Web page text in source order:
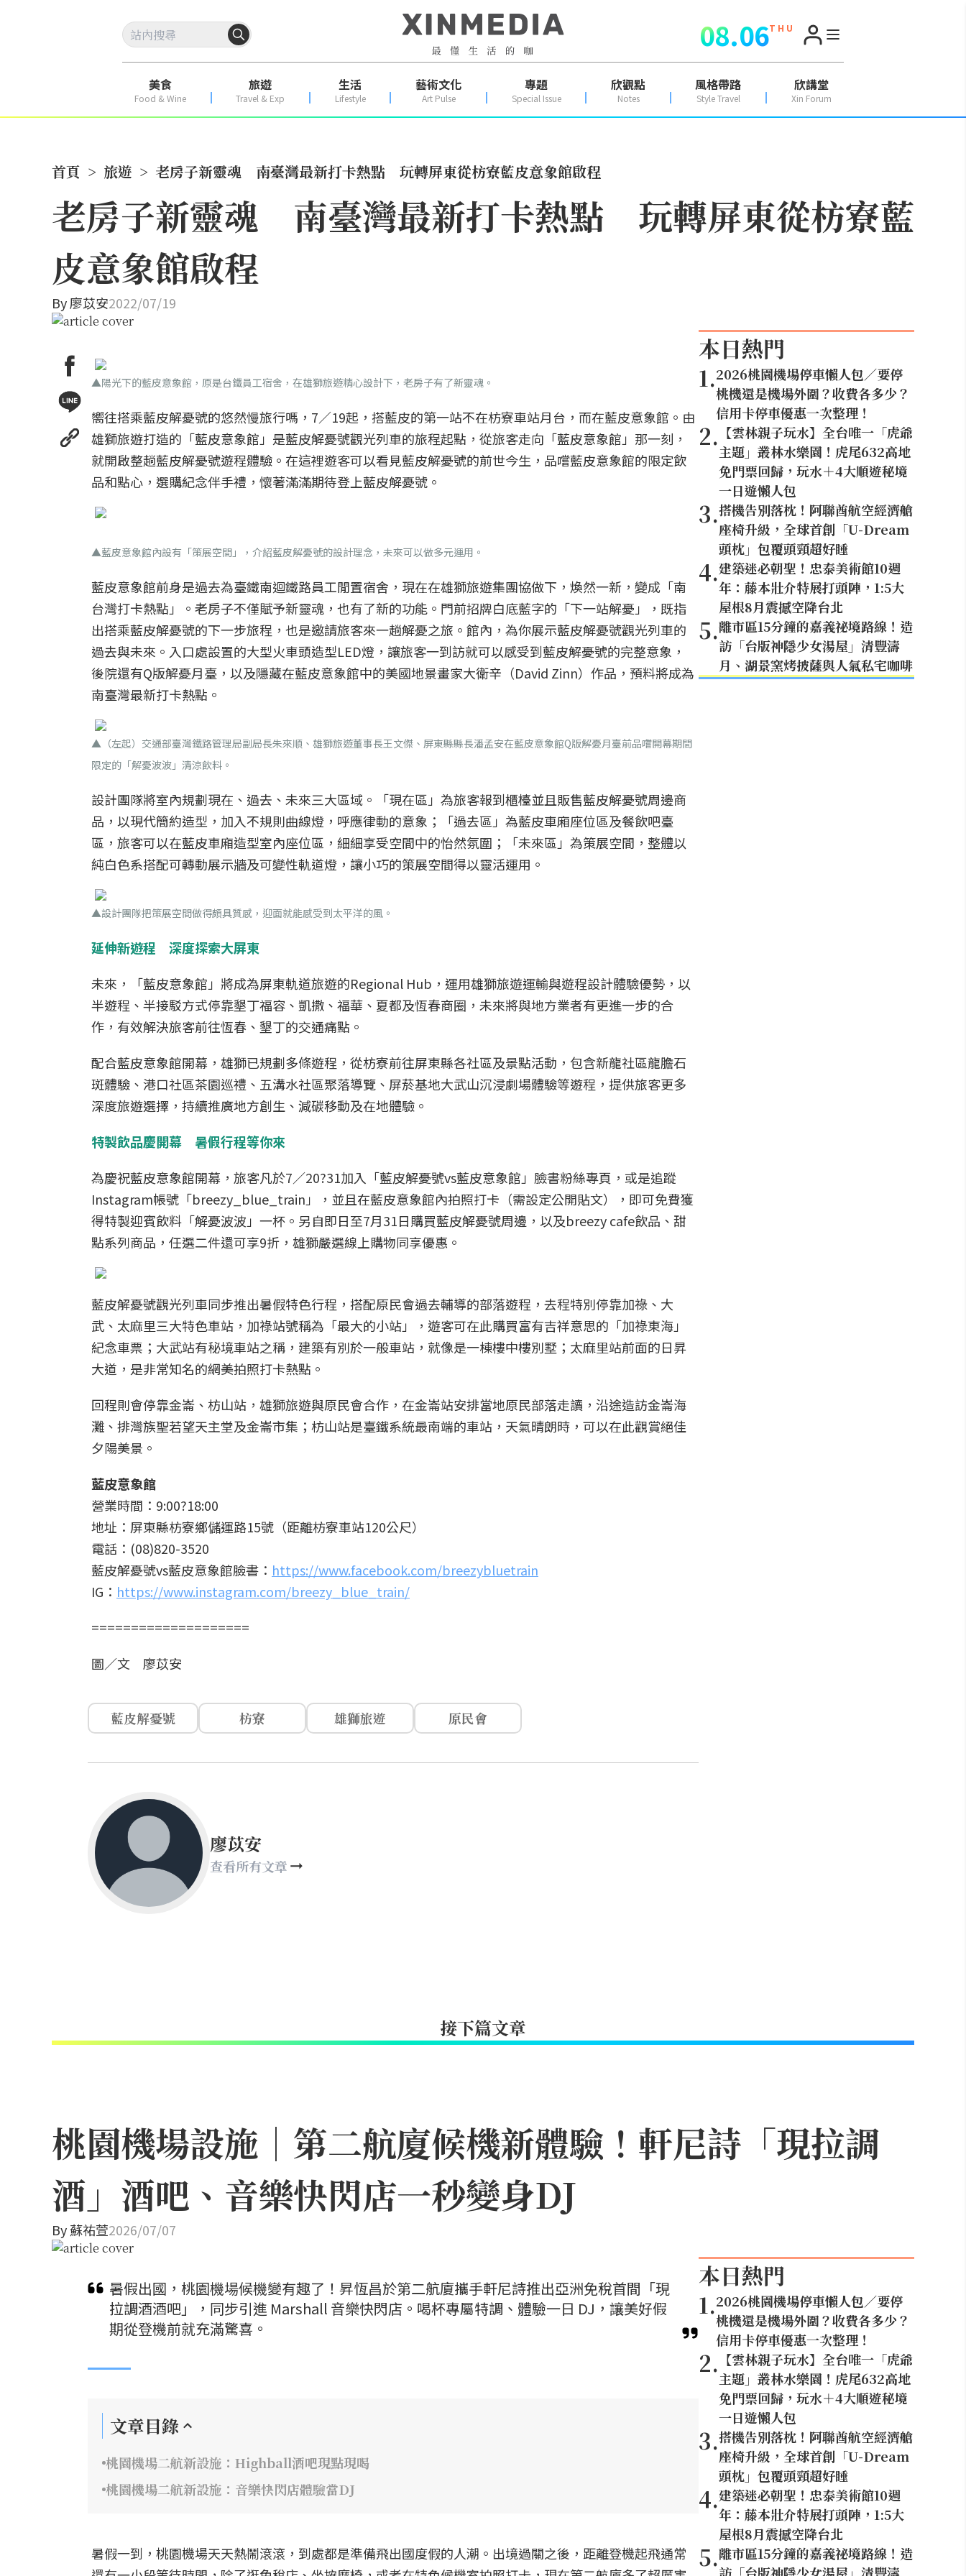
08.06T H U
美食
Food & Wine
旅遊
Travel & Exp
生活
Lifestyle
藝術文化
Art Pulse
專題
Special Issue
欣觀點
Notes
風格帶路
Style Travel
欣講堂
Xin Forum
首頁 > 旅遊 > 老房子新靈魂 南臺灣最新打卡熱點 玩轉屏東從枋寮藍皮意象館啟程
老房子新靈魂 南臺灣最新打卡熱點 玩轉屏東從枋寮藍
皮意象館啟程
By廖苡安2022/07/19
▲陽光下的藍皮意象館，原是台鐵員工宿舍，在雄獅旅遊精心設計下，老房子有了新靈魂。
嚮往搭乘藍皮解憂號的悠然慢旅行嗎，7／19起，搭藍皮的第一站不在枋寮車站月台，而在藍皮意象館。由
雄獅旅遊打造的「藍皮意象館」是藍皮解憂號觀光列車的旅程起點，從旅客走向「藍皮意象館」那一刻，
就開啟整趟藍皮解憂號遊程體驗。在這裡遊客可以看見藍皮解憂號的前世今生，品嚐藍皮意象館的限定飲
品和點心，選購紀念伴手禮，懷著滿滿期待登上藍皮解憂號。
▲藍皮意象館內設有「策展空間」，介紹藍皮解憂號的設計理念，未來可以做多元運用。
藍皮意象館前身是過去為臺鐵南迴鐵路員工閒置宿舍，現在在雄獅旅遊集團協做下，煥然一新，變成「南
台灣打卡熱點」。老房子不僅賦予新靈魂，也有了新的功能。門前招牌白底藍字的「下一站解憂」，既指
出搭乘藍皮解憂號的下一步旅程，也是邀請旅客來一趟解憂之旅。館內，為你展示藍皮解憂號觀光列車的
過去與未來。入口處設置的大型火車頭造型LED燈，讓旅客一到訪就可以感受到藍皮解憂號的完整意象，
後院還有Q版解憂月臺，以及隱藏在藍皮意象館中的美國地景畫家大衛辛（David Zinn）作品，預料將成為
南臺灣最新打卡熱點。
▲（左起）交通部臺灣鐵路管理局副局長朱來順、雄獅旅遊董事長王文傑、屏東縣縣長潘孟安在藍皮意象館Q版解憂月臺前品嚐開幕期間
限定的「解憂波波」清涼飲料。
設計團隊將室內規劃現在、過去、未來三大區域。「現在區」為旅客報到櫃檯並且販售藍皮解憂號周邊商
品，以現代簡約造型，加入不規則曲線燈，呼應律動的意象；「過去區」為藍皮車廂座位區及餐飲吧臺
區，旅客可以在藍皮車廂造型室內座位區，細細享受空間中的怡然氛圍；「未來區」為策展空間，整體以
純白色系搭配可轉動展示牆及可變性軌道燈，讓小巧的策展空間得以靈活運用。
▲設計團隊把策展空間做得頗具質感，迎面就能感受到太平洋的風。
延伸新遊程 深度探索大屏東
未來，「藍皮意象館」將成為屏東軌道旅遊的Regional Hub，運用雄獅旅遊運輸與遊程設計體驗優勢，以
半遊程、半接駁方式停靠墾丁福容、凱撒、福華、夏都及恆春商圈，未來將與地方業者有更進一步的合
作，有效解決旅客前往恆春、墾丁的交通痛點。
配合藍皮意象館開幕，雄獅已規劃多條遊程，從枋寮前往屏東縣各社區及景點活動，包含新龍社區龍膽石
斑體驗、港口社區茶園巡禮、五溝水社區聚落導覽、屏菸基地大武山沉浸劇場體驗等遊程，提供旅客更多
深度旅遊選擇，持續推廣地方創生、減碳移動及在地體驗。
特製飲品慶開幕 暑假行程等你來
為慶祝藍皮意象館開幕，旅客凡於7／20?31加入「藍皮解憂號vs藍皮意象館」臉書粉絲專頁，或是追蹤
Instagram帳號「breezy_blue_train」，並且在藍皮意象館內拍照打卡（需設定公開貼文），即可免費獲
得特製迎賓飲料「解憂波波」一杯。另自即日至7月31日購買藍皮解憂號周邊，以及breezy cafe飲品、甜
點系列商品，任選二件還可享9折，雄獅嚴選線上購物同享優惠。
藍皮解憂號觀光列車同步推出暑假特色行程，搭配原民會過去輔導的部落遊程，去程特別停靠加祿、大
武、太麻里三大特色車站，加祿站號稱為「最大的小站」，遊客可在此購買富有吉祥意思的「加祿東海」
紀念車票；大武站有秘境車站之稱，建築有別於一般車站，就像是一棟樓中樓別墅；太麻里站前面的日昇
大道，是非常知名的網美拍照打卡熱點。
回程則會停靠金崙、枋山站，雄獅旅遊與原民會合作，在金崙站安排當地原民部落走讀，沿途造訪金崙海
灘、排灣族聖若望天主堂及金崙市集；枋山站是臺鐵系統最南端的車站，天氣晴朗時，可以在此觀賞絕佳
夕陽美景。
藍皮意象館
營業時間：9:00?18:00
地址：屏東縣枋寮鄉儲運路15號（距離枋寮車站120公尺）
電話：(08)820-3520
藍皮解憂號vs藍皮意象館臉書： https://www.facebook.com/breezybluetrain
IG： https://www.instagram.com/breezy_blue_train/
====================
圖／文 廖苡安
藍皮解憂號 枋寮 雄獅旅遊 原民會
廖苡安
查看所有文章
本日熱門
1.2026桃園機場停車懶人包／要停
桃機還是機場外圍？收費各多少？
信用卡停車優惠一次整理！
2. 【雲林親子玩水】全台唯一「虎爺
主題」叢林水樂園！虎尾632高地
免門票回歸，玩水＋4大順遊秘境
一日遊懶人包
3.搭機告別落枕！阿聯酋航空經濟艙
座椅升級，全球首創「U-Dream
頭枕」包覆頭頸超好睡
4.建築迷必朝聖！忠泰美術館10週
年：藤本壯介特展打頭陣，1:5大
屋根8月震撼空降台北
5.離市區15分鐘的嘉義祕境路線！造
訪「台版神隱少女湯屋」清豐濤
月、湖景窯烤披薩與人氣私宅咖啡
接下篇文章
桃園機場設施｜第二航廈候機新體驗！軒尼詩「現拉調
酒」酒吧、音樂快閃店一秒變身DJ
By蘇祐萱2026/07/07
暑假出國，桃園機場候機變有趣了！昇恆昌於第二航廈攜手軒尼詩推出亞洲免稅首間「現
拉調酒酒吧」，同步引進 Marshall 音樂快閃店。喝杯專屬特調、體驗一日 DJ，讓美好假
期從登機前就充滿驚喜。
文章目錄
桃園機場二航新設施：Highball酒吧現點現喝
桃園機場二航新設施：音樂快閃店體驗當DJ
暑假一到，桃園機場天天熱鬧滾滾，到處都是準備飛出國度假的人潮。出境過關之後，距離登機起飛通常
本日熱門
1.2026桃園機場停車懶人包／要停
桃機還是機場外圍？收費各多少？
信用卡停車優惠一次整理！
2. 【雲林親子玩水】全台唯一「虎爺
主題」叢林水樂園！虎尾632高地
免門票回歸，玩水＋4大順遊秘境
一日遊懶人包
3.搭機告別落枕！阿聯酋航空經濟艙
座椅升級，全球首創「U-Dream
頭枕」包覆頭頸超好睡
4.建築迷必朝聖！忠泰美術館10週
年：藤本壯介特展打頭陣，1:5大
屋根8月震撼空降台北
5.離市區15分鐘的嘉義祕境路線！造